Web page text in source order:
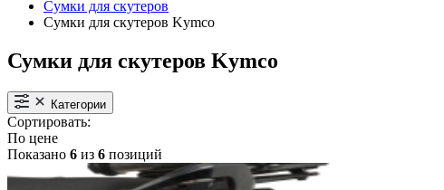
Сумки для скутеров
Сумки для скутеров Kymco
Сумки для скутеров Kymco
Категории
Сортировать:
По цене
Показано 6 из 6 позиций